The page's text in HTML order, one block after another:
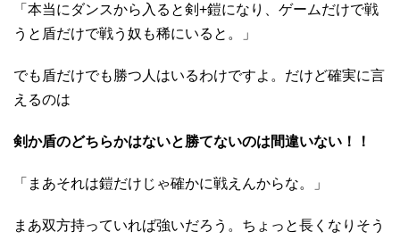
「本当にダンスから入ると剣+鎧になり、ゲームだけで戦
うと盾だけで戦う奴も稀にいると。」
でも盾だけでも勝つ人はいるわけですよ。だけど確実に言
えるのは
剣か盾のどちらかはないと勝てないのは間違いない！！
「まあそれは鎧だけじゃ確かに戦えんからな。」
まあ双方持っていれば強いだろう。ちょっと長くなりそう